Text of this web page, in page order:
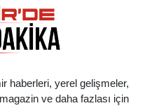
haberleri, yerel gelişmeler,
ve daha fazlası için